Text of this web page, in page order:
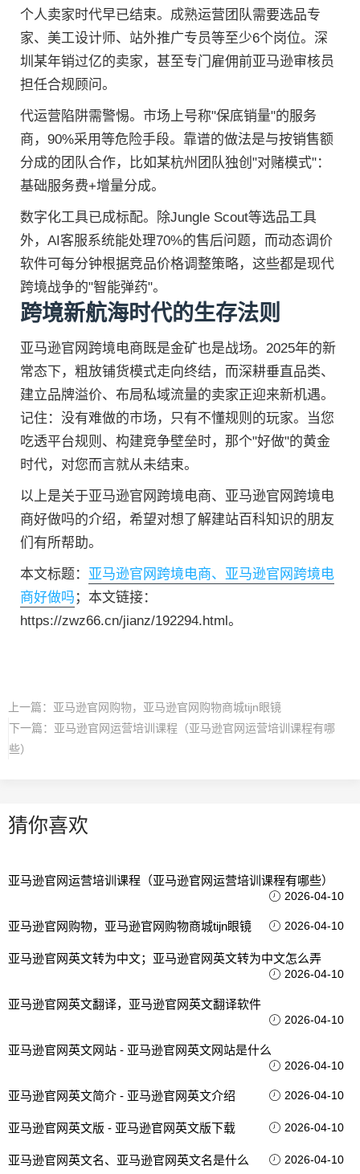
个人卖家时代早已结束。成熟运营团队需要选品专
家、美工设计师、站外推广专员等至少6个岗位。深
圳某年销过亿的卖家，甚至专门雇佣前亚马逊审核员
担任合规顾问。
代运营陷阱需警惕。市场上号称"保底销量"的服务
商，90%采用等危险手段。靠谱的做法是与按销售额
分成的团队合作，比如某杭州团队独创"对赌模式"：
基础服务费+增量分成。
数字化工具已成标配。除Jungle Scout等选品工具
外，AI客服系统能处理70%的售后问题，而动态调价
软件可每分钟根据竞品价格调整策略，这些都是现代
跨境战争的"智能弹药"。
跨境新航海时代的生存法则
亚马逊官网跨境电商既是金矿也是战场。2025年的新
常态下，粗放铺货模式走向终结，而深耕垂直品类、
建立品牌溢价、布局私域流量的卖家正迎来新机遇。
记住：没有难做的市场，只有不懂规则的玩家。当您
吃透平台规则、构建竞争壁垒时，那个"好做"的黄金
时代，对您而言就从未结束。
以上是关于亚马逊官网跨境电商、亚马逊官网跨境电
商好做吗的介绍，希望对想了解建站百科知识的朋友
们有所帮助。
本文标题： 亚马逊官网跨境电商、亚马逊官网跨境电
商好做吗 ；本文链接：
https://zwz66.cn/jianz/192294.html。
上一篇： 亚马逊官网购物，亚马逊官网购物商城tijn眼镜
下一篇： 亚马逊官网运营培训课程（亚马逊官网运营培训课程有哪
些）
猜你喜欢
亚马逊官网运营培训课程（亚马逊官网运营培训课程有哪些）
2026-04-10
亚马逊官网购物，亚马逊官网购物商城tijn眼镜 2026-04-10
亚马逊官网英文转为中文；亚马逊官网英文转为中文怎么弄
2026-04-10
亚马逊官网英文翻译，亚马逊官网英文翻译软件
2026-04-10
亚马逊官网英文网站 - 亚马逊官网英文网站是什么
2026-04-10
亚马逊官网英文简介 - 亚马逊官网英文介绍 2026-04-10
亚马逊官网英文版 - 亚马逊官网英文版下载 2026-04-10
亚马逊官网英文名、亚马逊官网英文名是什么 2026-04-10